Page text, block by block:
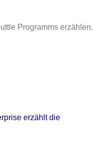
Programms erzählen.
erzählt die